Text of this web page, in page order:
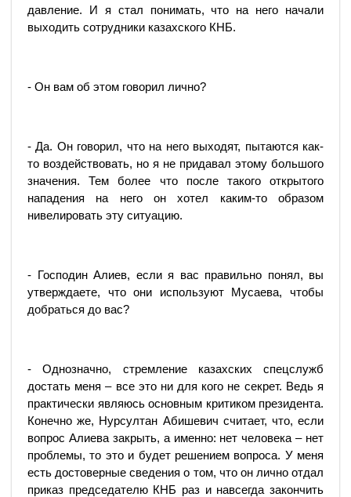
давление. И я стал понимать, что на него начали
выходить сотрудники казахского КНБ.
- Он вам об этом говорил лично?
- Да. Он говорил, что на него выходят, пытаются как-
то воздействовать, но я не придавал этому большого
значения. Тем более что после такого открытого
нападения на него он хотел каким-то образом
нивелировать эту ситуацию.
- Господин Алиев, если я вас правильно понял, вы
утверждаете, что они используют Мусаева, чтобы
добраться до вас?
- Однозначно, стремление казахских спецслужб
достать меня – все это ни для кого не секрет. Ведь я
практически являюсь основным критиком президента.
Конечно же, Нурсултан Абишевич считает, что, если
вопрос Алиева закрыть, а именно: нет человека – нет
проблемы, то это и будет решением вопроса. У меня
есть достоверные сведения о том, что он лично отдал
приказ председателю КНБ раз и навсегда закончить